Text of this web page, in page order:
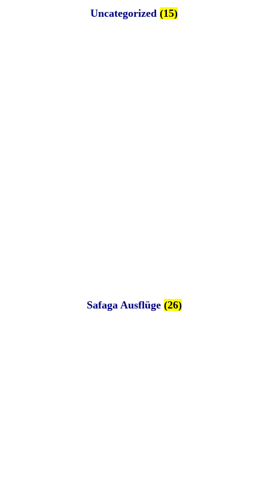
Uncategorized (15)
Safaga Ausflüge (26)